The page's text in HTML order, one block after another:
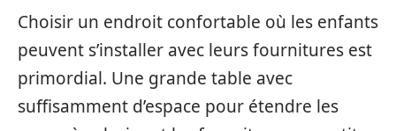
Choisir un endroit confortable où les enfants
peuvent s’installer avec leurs fournitures est
primordial. Une grande table avec
suffisamment d’espace pour étendre les